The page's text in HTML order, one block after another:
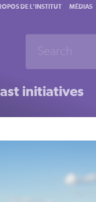
initiatives
DE L'INSTITUT MÉDIAS